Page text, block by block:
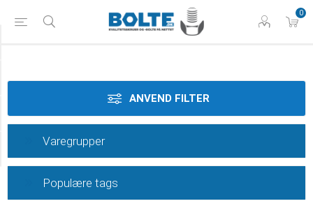
0
ANVEND FILTER
Category
Varegrupper
Populære tags